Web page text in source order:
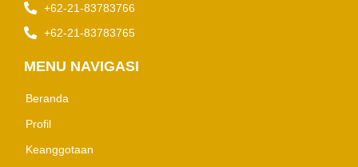
+62-21-83783766
+62-21-83783765
MENU NAVIGASI
Beranda
Profil
Keanggotaan